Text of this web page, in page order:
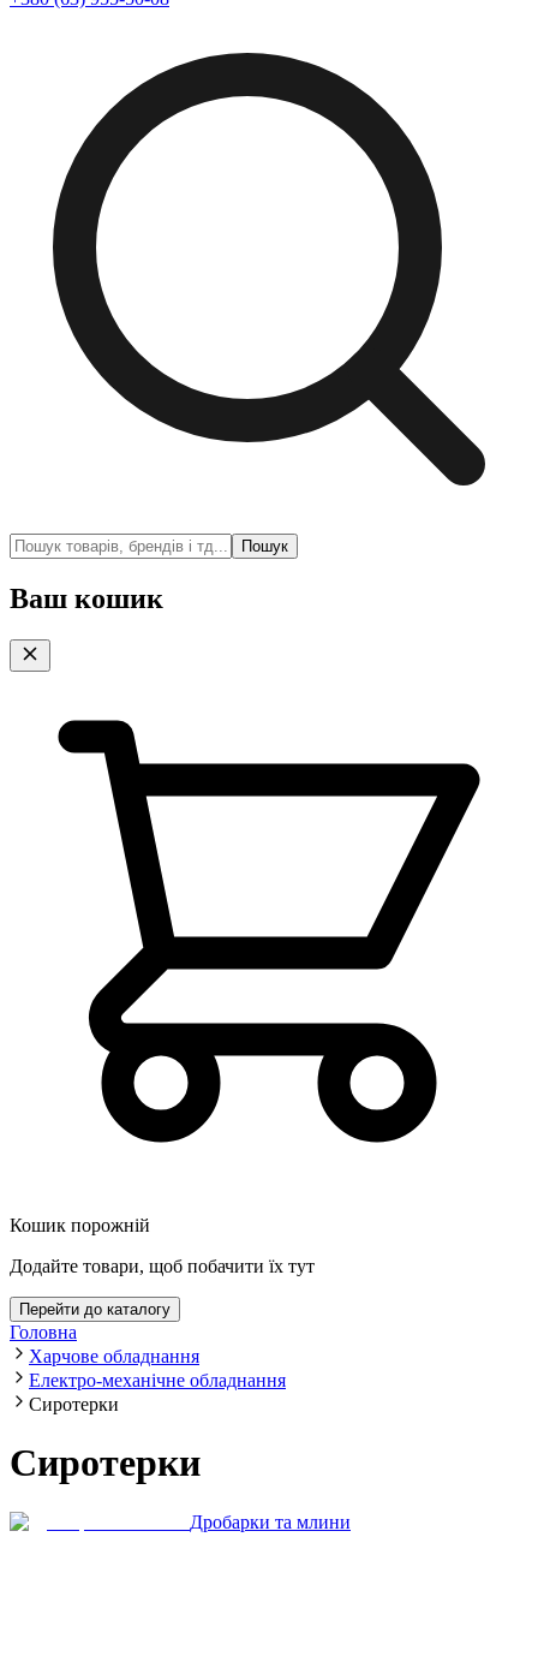
Пошук
Ваш кошик
Кошик порожній
Додайте товари, щоб побачити їх тут
Перейти до каталогу
Головна
Харчове обладнання
Електро-механічне обладнання
Сиротерки
Сиротерки
Дробарки та млини